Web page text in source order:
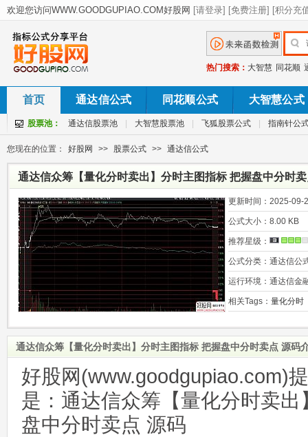
热门搜索： 大智慧 同花顺
首页 通达信公式 同花顺公式 大智慧公式
股票池： 通达信股票池 大智慧股票池 飞狐股票公式 指南针公
您现在的位置： 好股网 >> 股票公式 >> 通达信公式
通达信众筹【量化分时卖出】分时主图指标 把握盘中分时
更新时间： 2025-09-
公式大小： 8.00 KB
推荐星级：
公式分类： 通达信公
运行环境： 通达信金
相关Tags： 量化分时
通达信众筹【量化分时卖出】分时主图指标 把握盘中分时卖点 源码
好股网(www.goodgupiao.com)
是：通达信众筹【量化分时卖
盘中分时卖点 源码